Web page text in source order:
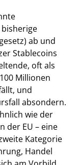
ab und
Stablecoins
oft als
Millionen
und
absondern.
wie der
der EU – eine
Kategorie
Handel